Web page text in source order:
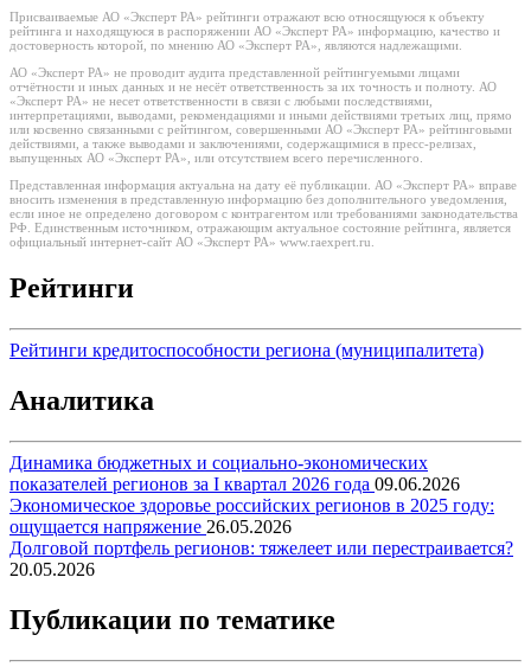
Присваиваемые АО «Эксперт РА» рейтинги отражают всю относящуюся к объекту
рейтинга и находящуюся в распоряжении АО «Эксперт РА» информацию, качество и
достоверность которой, по мнению АО «Эксперт РА», являются надлежащими.
АО «Эксперт РА» не проводит аудита представленной рейтингуемыми лицами
отчётности и иных данных и не несёт ответственность за их точность и полноту. АО
«Эксперт РА» не несет ответственности в связи с любыми последствиями,
интерпретациями, выводами, рекомендациями и иными действиями третьих лиц, прямо
или косвенно связанными с рейтингом, совершенными АО «Эксперт РА» рейтинговыми
действиями, а также выводами и заключениями, содержащимися в пресс-релизах,
выпущенных АО «Эксперт РА», или отсутствием всего перечисленного.
Представленная информация актуальна на дату её публикации. АО «Эксперт РА» вправе
вносить изменения в представленную информацию без дополнительного уведомления,
если иное не определено договором с контрагентом или требованиями законодательства
РФ. Единственным источником, отражающим актуальное состояние рейтинга, является
официальный интернет-сайт АО «Эксперт РА» www.raexpert.ru.
Рейтинги
Рейтинги кредитоспособности региона (муниципалитета)
Аналитика
Динамика бюджетных и социально-экономических
показателей регионов за I квартал 2026 года 09.06.2026
Экономическое здоровье российских регионов в 2025 году:
ощущается напряжение 26.05.2026
Долговой портфель регионов: тяжелеет или перестраивается?
20.05.2026
Публикации по тематике